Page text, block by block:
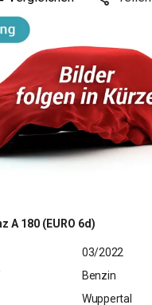
A 180 (EURO 6d)
03/2022
Benzin
Wuppertal